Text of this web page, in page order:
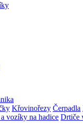
Křovinořezy Čerpadla
vozíky na hadice Drtiče